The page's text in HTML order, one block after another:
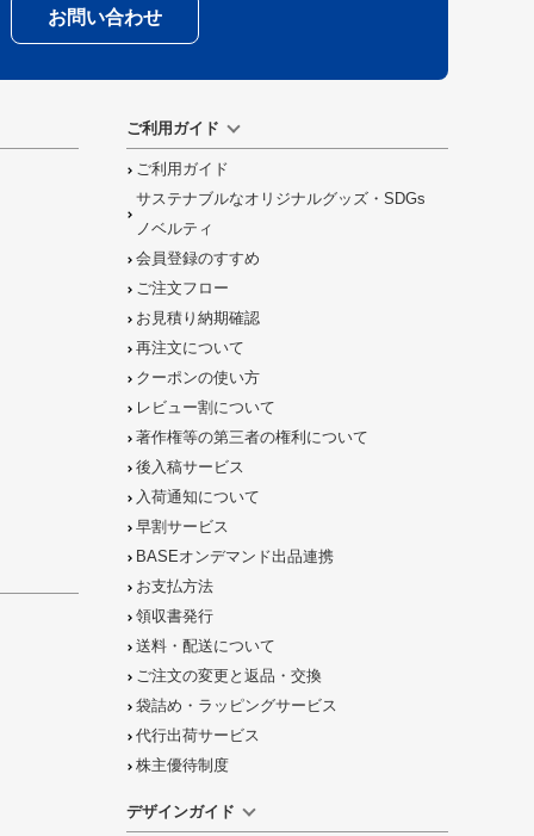
お問い合わせ
ご利用ガイド
ご利用ガイド
サステナブルなオリジナルグッズ・SDGs
ノベルティ
会員登録のすすめ
ご注文フロー
お見積り納期確認
再注文について
クーポンの使い方
レビュー割について
著作権等の第三者の権利について
後入稿サービス
入荷通知について
早割サービス
BASEオンデマンド出品連携
お支払方法
領収書発行
送料・配送について
ご注文の変更と返品 ・ 交換
袋詰め・ラッピングサービス
代行出荷サービス
株主優待制度
デザインガイド